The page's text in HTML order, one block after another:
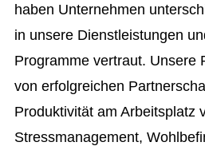
haben Unternehmen
in unsere Dienstleistungen
Programme vertraut. Unsere
von erfolgreichen
Produktivität am Arbeitsplatz
Stressmanagement,